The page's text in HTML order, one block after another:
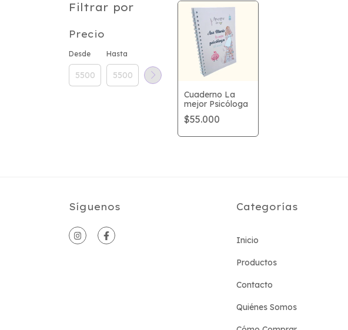
Filtrar por
Precio
Desde Hasta
Cuaderno La
mejor Psicóloga
$55.000
Síguenos Categorías
Inicio
Productos
Contacto
Quiénes Somos